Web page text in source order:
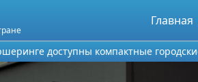
Главная
доступны компактные